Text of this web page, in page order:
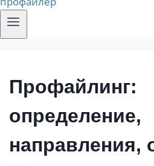
Профайлинг:
определение,
направления,